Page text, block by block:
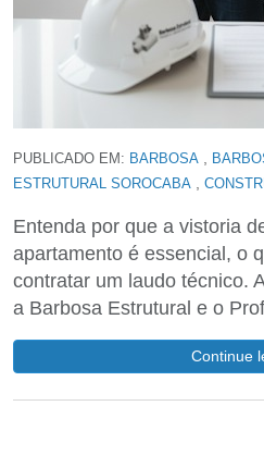
PUBLICADO EM: BARBOSA
ESTRUTURAL SOROCABA
Entenda por que a vistoria
apartamento é essencial, o
contratar um laudo técnico.
a Barbosa Estrutural e o
Continue